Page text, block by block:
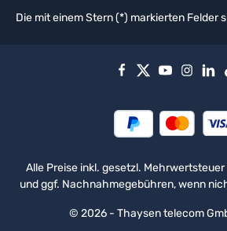
Die mit einem Stern (*) markierten Felder
© 2026 - Thaysen telecom
Alle Preise inkl. gesetzl. Mehrwertsteuer
und ggf. Nachnahmegebühren, wenn